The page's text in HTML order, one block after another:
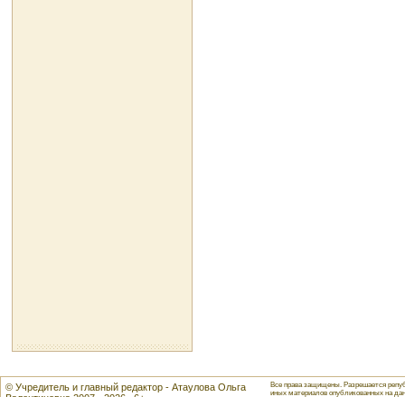
© Учредитель и главный редактор - Атаулова Ольга
Все права защищены. Разрешается
иных материалов опубликованных на